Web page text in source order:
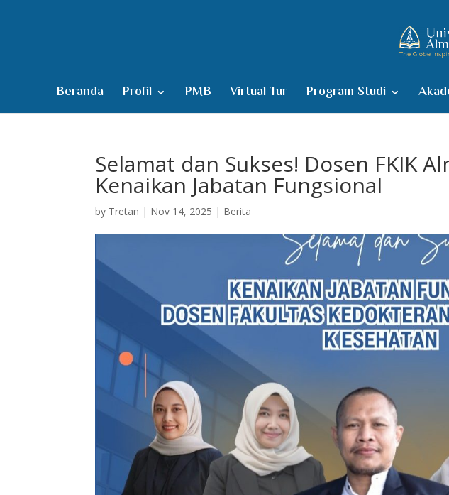
Beranda Profil PMB Virtual Tur Program Studi
Selamat dan Sukses! Dosen FKIK
Kenaikan Jabatan Fungsional
by Tretan | Nov 14, 2025 | Berita